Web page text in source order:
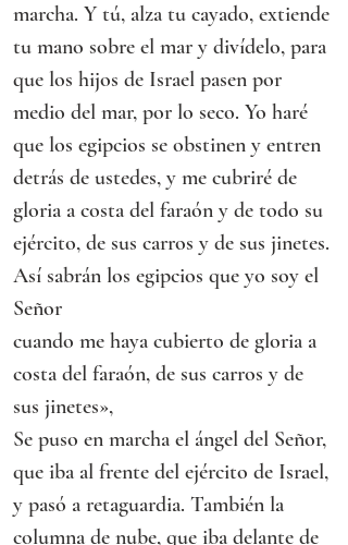
marcha. Y tú, alza tu cayado, extiende
tu mano sobre el mar y divídelo, para
que los hijos de Israel pasen por
medio del mar, por lo seco. Yo haré
que los egipcios se obstinen y entren
detrás de ustedes, y me cubriré de
gloria a costa del faraón y de todo su
ejército, de sus carros y de sus jinetes.
Así sabrán los egipcios que yo soy el
Señor
cuando me haya cubierto de gloria a
costa del faraón, de sus carros y de
sus jinetes»,
Se puso en marcha el ángel del Señor,
que iba al frente del ejército de Israel,
y pasó a retaguardia. También la
columna de nube, que iba delante de